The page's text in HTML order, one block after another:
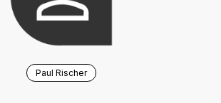
Paul Rischer